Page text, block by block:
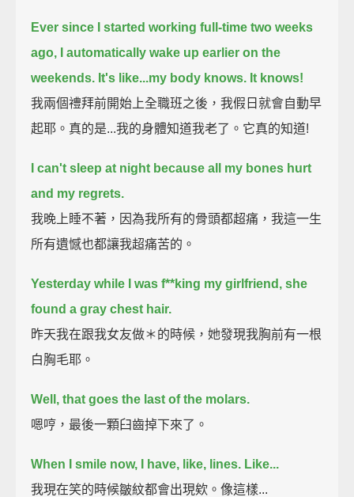
Ever since I started working full-time two weeks
ago,
I automatically wake up earlier on the
weekends. It's like...my body knows. It knows!
我兩個禮拜前開始上全職班之後，我假日就會自動早
起耶。真的是...我的身體知道我老了。它真的知道!
I can't sleep at night because all my bones hurt
and my regrets.
我晚上睡不著，因為我所有的骨頭都超痛，我這一生
所有遺憾也都讓我超痛苦的。
Yesterday while I was f**king my girlfriend, she
found a gray chest hair.
昨天我在跟我女友做＊的時候，她發現我胸前有一根
白胸毛耶。
Well, that goes the last of the molars.
嗯哼，最後一顆臼齒掉下來了。
When I smile now, I have, like, lines. Like...
我現在笑的時候皺紋都會出現欸。像這樣...